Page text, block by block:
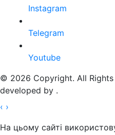
Instagram
Telegram
Youtube
© 2026 Copyright. All Rights
developed by .
‹ ›
На цьому сайті